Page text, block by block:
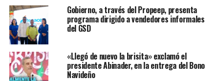
Gobierno, a través del Propeep, presenta
programa dirigido a vendedores informales
del GSD
«Llegó de nuevo la brisita» exclamó el
presidente Abinader, en la entrega del Bono
Navideño